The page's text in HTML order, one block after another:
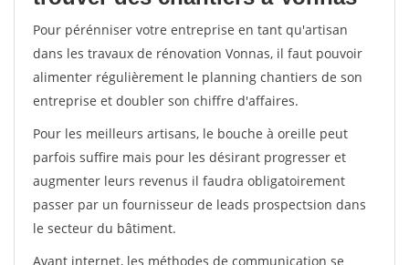
Pour pérénniser votre entreprise en tant qu'artisan
dans les travaux de rénovation Vonnas, il faut pouvoir
alimenter régulièrement le planning chantiers de son
entreprise et doubler son chiffre d'affaires.
Pour les meilleurs artisans, le bouche à oreille peut
parfois suffire mais pour les désirant progresser et
augmenter leurs revenus il faudra obligatoirement
passer par un fournisseur de leads prospectsion dans
le secteur du bâtiment.
Avant internet, les méthodes de communication se